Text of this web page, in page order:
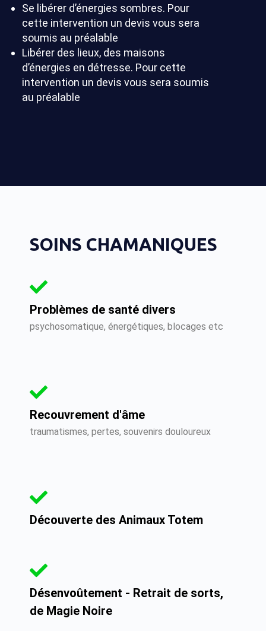
Se libérer d’énergies sombres. Pour
cette intervention un devis vous sera
soumis au préalable
Libérer des lieux, des maisons
d’énergies en détresse. Pour cette
intervention un devis vous sera soumis
au préalable
SOINS CHAMANIQUES
Problèmes de santé divers
psychosomatique, énergétiques, blocages etc
Recouvrement d'âme
traumatismes, pertes, souvenirs douloureux
Découverte des Animaux Totem
Désenvoûtement - Retrait de sorts,
de Magie Noire